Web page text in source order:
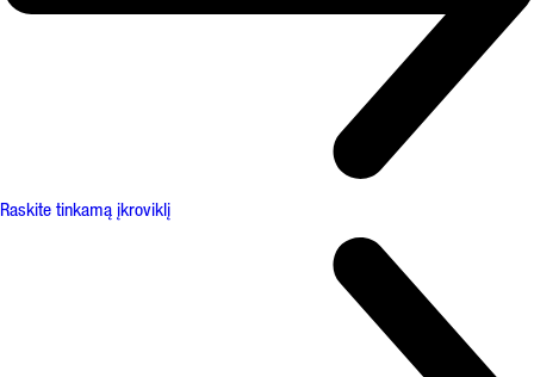
Raskite tinkamą įkroviklį